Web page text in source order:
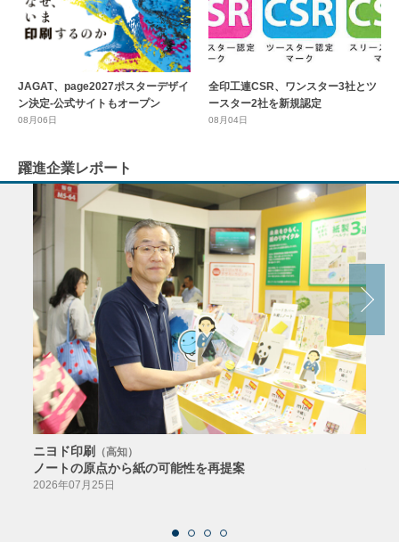
JAGAT、page2027ポスターデザイ
ン決定-公式サイトもオープン
08月06日
全印工連CSR、ワンスター3社とツ
ースター2社を新規認定
08月04日
躍進企業レポート
ニヨド印刷 （高知）
ノートの原点から紙の可能性を再提案
2026年07月25日